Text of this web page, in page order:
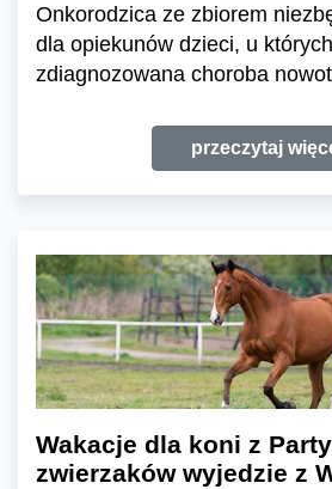
Onkorodzica ze zbiorem
dla opiekunów dzieci, u
zdiagnozowana choroba
przeczytaj
Wakacje dla koni z
zwierzaków wyjedzie z